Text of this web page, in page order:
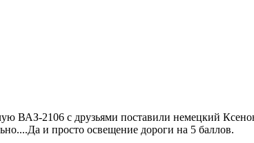
ВАЗ-2106 с друзьями поставили немецкий
и просто освещение дороги на 5 баллов.